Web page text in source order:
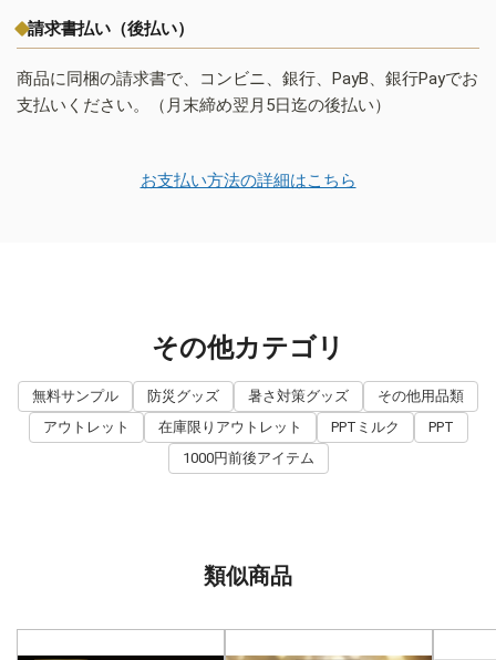
請求書払い（後払い）
商品に同梱の請求書で、コンビニ、銀行、PayB、銀行Payでお
支払いください。（月末締め翌月5日迄の後払い）
お支払い方法の詳細はこちら
その他カテゴリ
無料サンプル 防災グッズ 暑さ対策グッズ
その他用品類
アウトレット
在庫限りアウトレット PPTミルク
PPT
1000円前後アイテム
類似商品